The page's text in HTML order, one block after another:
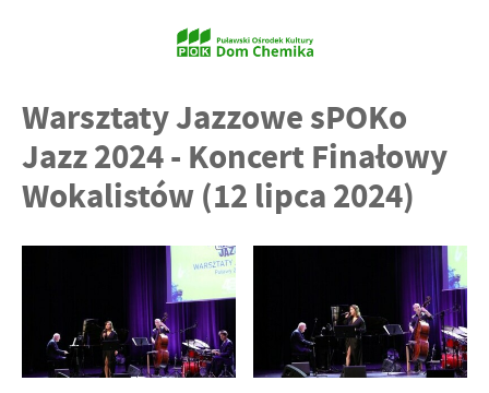
Warsztaty Jazzowe sPOKo
Jazz 2024 - Koncert Finałowy
Wokalistów (12 lipca 2024)